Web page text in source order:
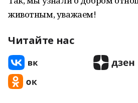
животным, уважаем!
Читайте нас